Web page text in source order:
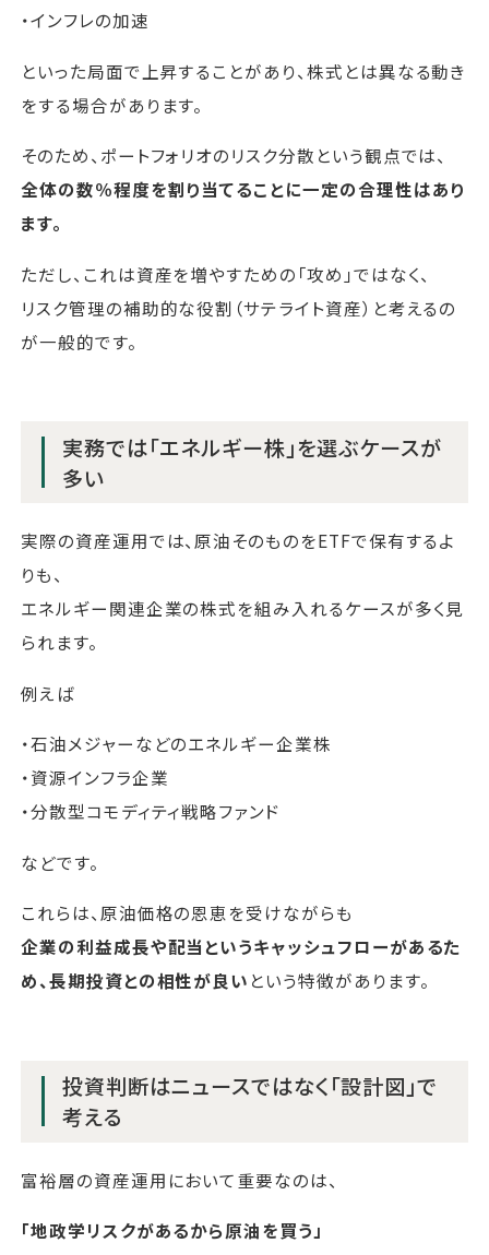
・インフレの加速
といった局面で上昇することがあり、株式とは異なる動き
をする場合があります。
そのため、ポートフォリオのリスク分散という観点では、
全体の数％程度を割り当てることに一定の合理性はあり
ます。
ただし、これは資産を増やすための「攻め」ではなく、
リスク管理の補助的な役割（サテライト資産）と考えるの
が一般的です。
実務では「エネルギー株」を選ぶケースが
多い
実際の資産運用では、原油そのものをETFで保有するよ
りも、
エネルギー関連企業の株式を組み入れるケースが多く見
られます。
例えば
・石油メジャーなどのエネルギー企業株
・資源インフラ企業
・分散型コモディティ戦略ファンド
などです。
これらは、原油価格の恩恵を受けながらも
企業の利益成長や配当というキャッシュフローがあるた
め、長期投資との相性が良い という特徴があります。
投資判断はニュースではなく「設計図」で
考える
富裕層の資産運用において重要なのは、
「地政学リスクがあるから原油を買う」